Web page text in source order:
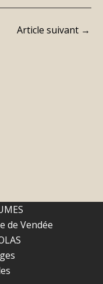
Article suivant →
de Vendée